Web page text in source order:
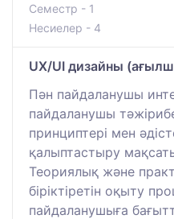
Семестр - 1
Несиелер - 4
UX/UI дизайны
Пән пайдаланушы
пайдаланушы
принциптері мен
қалыптастыру
Теориялық және
біріктіретін оқыту
пайдаланушыға